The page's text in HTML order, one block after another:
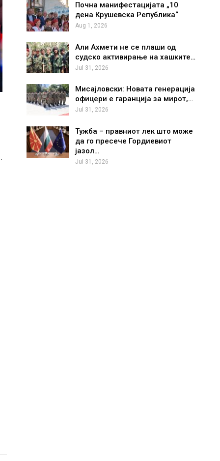
Почна манифестацијата „10
дена Крушевска Република“
Aug 1, 2026
Али Ахмети не се плаши од
судско активирање на хашките…
Jul 31, 2026
Мисајловски: Новата генерација
офицери е гаранција за мирот,…
Jul 31, 2026
Тужба – правниот лек што може
да го пресече Гордиевиот
јазол…
Jul 31, 2026